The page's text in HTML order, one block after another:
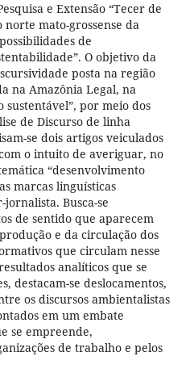
e Extensão “Tecer de
mato-grossense da
de
O objetivo da
posta na região
na Amazônia Legal, na
por meio dos
de Discurso de linha
se dois artigos veiculados
o intuito de averiguar, no
“desenvolvimento
marcas linguísticas
Busca-se
de sentido que aparecem
e da circulação dos
que circulam nesse
analíticos que se
destacam-se deslocamentos,
os discursos ambientalistas
em um embate
se empreende,
de trabalho e pelos